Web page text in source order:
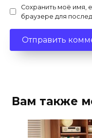
Сохранить моё имя,
браузере для
Вам также